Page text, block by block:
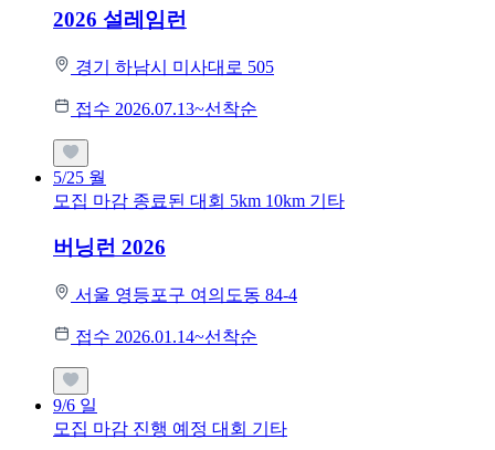
2026 설레임런
경기 하남시 미사대로 505
접수 2026.07.13~선착순
5/25 월
모집 마감 종료된 대회 5km 10km 기타
버닝런 2026
서울 영등포구 여의도동 84-4
접수 2026.01.14~선착순
9/6 일
모집 마감 진행 예정 대회 기타